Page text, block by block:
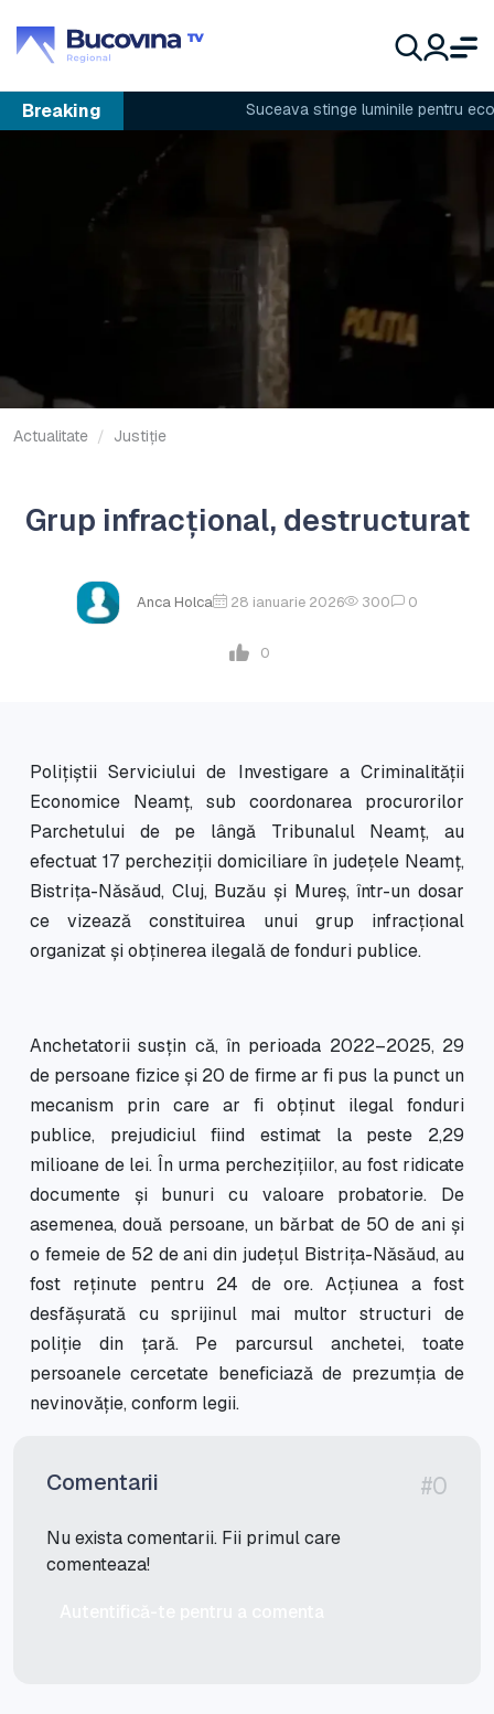
Breaking Suceava stinge luminile pentru
Actualitate Justiție
Grup infracțional, destructurat
Anca Holca 28 ianuarie 2026 300 0
0
Polițiștii Serviciului de Investigare a Criminalității
Economice Neamț, sub coordonarea procurorilor
Parchetului de pe lângă Tribunalul Neamț, au
efectuat 17 percheziții domiciliare în județele Neamț,
Bistrița-Năsăud, Cluj, Buzău și Mureș, într-un dosar
ce vizează constituirea unui grup infracțional
organizat și obținerea ilegală de fonduri publice.
Anchetatorii susțin că, în perioada 2022–2025, 29
de persoane fizice și 20 de firme ar fi pus la punct un
mecanism prin care ar fi obținut ilegal fonduri
publice, prejudiciul fiind estimat la peste 2,29
milioane de lei. În urma perchezițiilor, au fost ridicate
documente și bunuri cu valoare probatorie. De
asemenea, două persoane, un bărbat de 50 de ani și
o femeie de 52 de ani din județul Bistrița-Năsăud, au
fost reținute pentru 24 de ore. Acțiunea a fost
desfășurată cu sprijinul mai multor structuri de
poliție din țară. Pe parcursul anchetei, toate
persoanele cercetate beneficiază de prezumția de
nevinovăție, conform legii.
Comentarii #0
Nu exista comentarii. Fii primul care
comenteaza!